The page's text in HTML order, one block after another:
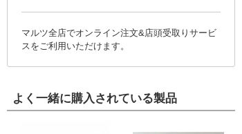
マルツ全店でオンライン注文&店頭受取りサービ
スをご利用いただけます。
よく一緒に購入されている製品